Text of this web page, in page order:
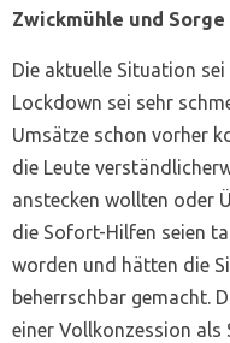
Zwickmühle und
Die aktuelle Situation
Lockdown sei sehr
Umsätze schon vorher
die Leute
anstecken wollten oder
die Sofort-Hilfen seien
worden und hätten die
beherrschbar gemacht.
einer Vollkonzession